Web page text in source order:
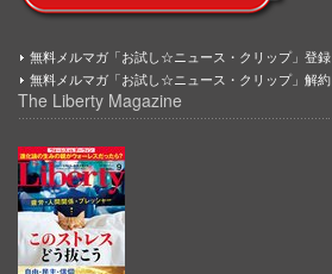
無料メルマガ「お試し☆ニュース・クリップ」登録
無料メルマガ「お試し☆ニュース・クリップ」解約
The Liberty Magazine